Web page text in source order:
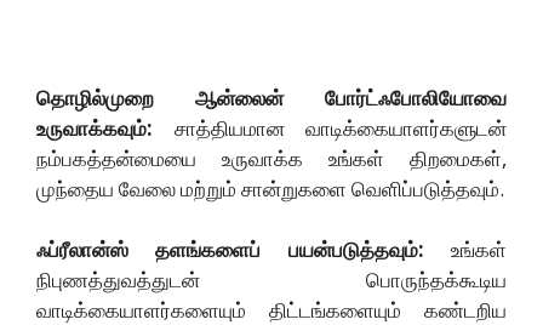
தொழில்முறை ஆன்லைன் போர்ட்ஃபோலியோவை
உருவாக்கவும்: சாத்தியமான வாடிக்கையாளர்களுடன்
நம்பகத்தன்மையை உருவாக்க உங்கள் திறமைகள்,
முந்தைய வேலை மற்றும் சான்றுகளை வெளிப்படுத்தவும்.
ஃப்ரீலான்ஸ் தளங்களைப் பயன்படுத்தவும்: உங்கள்
நிபுணத்துவத்துடன் பொருந்தக்கூடிய
வாடிக்கையாளர்களையும் திட்டங்களையும் கண்டறிய